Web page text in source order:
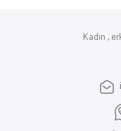
Kadın ,